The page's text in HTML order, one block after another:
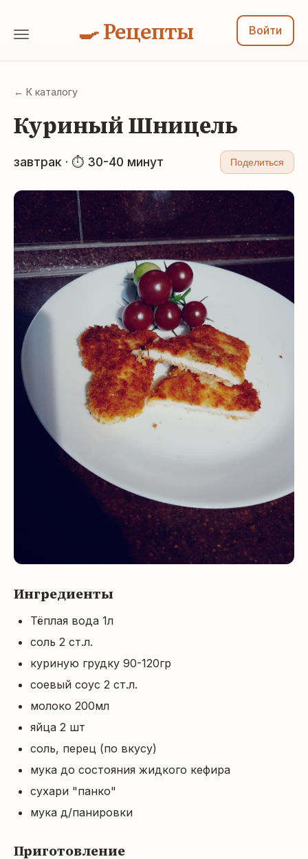
🍳 Рецепты Войти
← К каталогу
Куриный Шницель
завтрак · ⏱ 30-40 минут Поделиться
Ингредиенты
Тёплая вода 1л
соль 2 ст.л.
куриную грудку 90-120гр
соевый соус 2 ст.л.
молоко 200мл
яйца 2 шт
соль, перец (по вкусу)
мука до состояния жидкого кефира
сухари "панко"
мука д/панировки
Приготовление